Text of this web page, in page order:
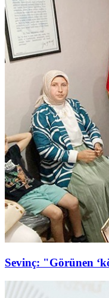
Sevinç: "Görünen